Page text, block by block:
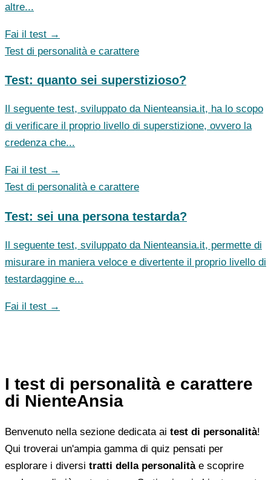
altre...
Fai il test →
Test di personalità e carattere
Test: quanto sei superstizioso?
Il seguente test, sviluppato da Nienteansia.it, ha lo scopo
di verificare il proprio livello di superstizione, ovvero la
credenza che...
Fai il test →
Test di personalità e carattere
Test: sei una persona testarda?
Il seguente test, sviluppato da Nienteansia.it, permette di
misurare in maniera veloce e divertente il proprio livello di
testardaggine e...
Fai il test →
I test di personalità e carattere
di NienteAnsia
Benvenuto nella sezione dedicata ai test di personalità!
Qui troverai un'ampia gamma di quiz pensati per
esplorare i diversi tratti della personalitàe scoprire